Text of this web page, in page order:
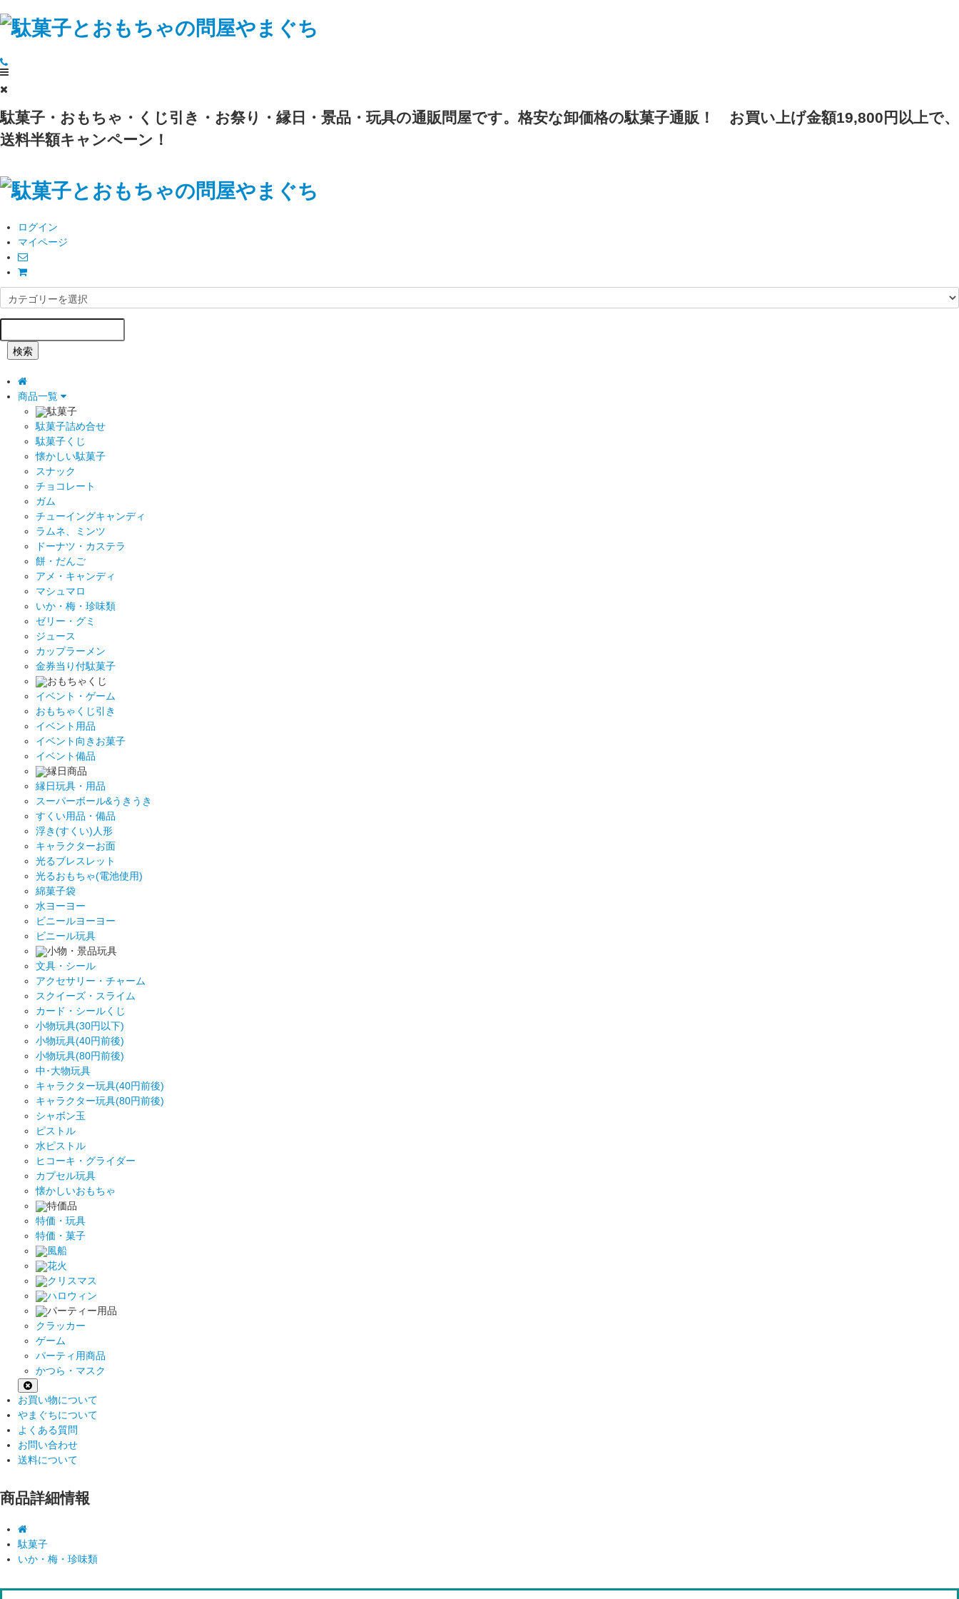
駄菓子・おもちゃ・くじ引き・お祭り・縁日・景品・玩具の通販問屋です。格安な卸価格の駄菓子通販！
お買い上げ金額19,800円以上で、
送料半額キャンペーン！
ログイン
マイページ
検索
商品一覧
駄菓子
駄菓子詰め合せ
駄菓子くじ
懐かしい駄菓子
スナック
チョコレート
ガム
チューイングキャンディ
ラムネ、ミンツ
ドーナツ・カステラ
餅・だんご
アメ・キャンディ
マシュマロ
いか・梅・珍味類
ゼリー・グミ
ジュース
カップラーメン
金券当り付駄菓子
おもちゃくじ
イベント・ゲーム
おもちゃくじ引き
イベント用品
イベント向きお菓子
イベント備品
縁日商品
縁日玩具・用品
スーパーボール&うきうき
すくい用品・備品
浮き(すくい)人形
キャラクターお面
光るブレスレット
光るおもちゃ(電池使用)
綿菓子袋
水ヨーヨー
ビニールヨーヨー
ビニール玩具
小物・景品玩具
文具・シール
アクセサリー・チャーム
スクイーズ・スライム
カード・シールくじ
小物玩具(30円以下)
小物玩具(40円前後)
小物玩具(80円前後)
中･大物玩具
キャラクター玩具(40円前後)
キャラクター玩具(80円前後)
シャボン玉
ピストル
水ピストル
ヒコーキ・グライダー
カプセル玩具
懐かしいおもちゃ
特価品
特価・玩具
特価・菓子
風船
花火
クリスマス
ハロウィン
パーティー用品
クラッカー
ゲーム
パーティ用商品
かつら・マスク
お買い物について
やまぐちについて
よくある質問
お問い合わせ
送料について
商品詳細情報
駄菓子
いか・梅・珍味類